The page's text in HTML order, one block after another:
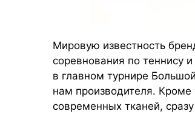
Мировую известность
соревнования по теннису
в главном турнире
нам производителя.
современных тканей,